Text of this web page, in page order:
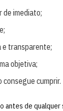
de imediato;
e transparente;
objetiva;
cumprir.
antes de